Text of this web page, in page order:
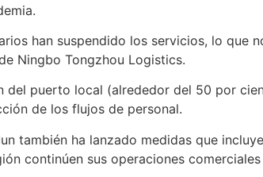
han suspendido los servicios, lo que
Ningbo Tongzhou Logistics.
del puerto local (alrededor del 50 por
de los flujos de personal.
también ha lanzado medidas que
continúen sus operaciones